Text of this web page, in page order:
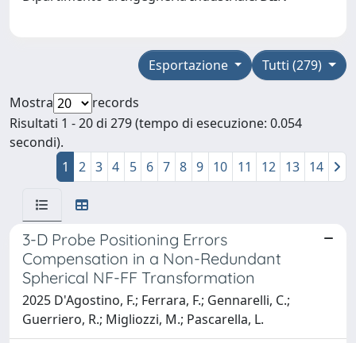
Tutti (279)
Esportazione
Mostra
records
Risultati 1 - 20 di 279 (tempo di esecuzione: 0.054
secondi).
1
2 3 4 5 6 7 8 9 10 11 12 13 14
3-D Probe Positioning Errors
Compensation in a Non-Redundant
Spherical NF-FF Transformation
2025 D'Agostino, F.; Ferrara, F.; Gennarelli, C.;
Guerriero, R.; Migliozzi, M.; Pascarella, L.